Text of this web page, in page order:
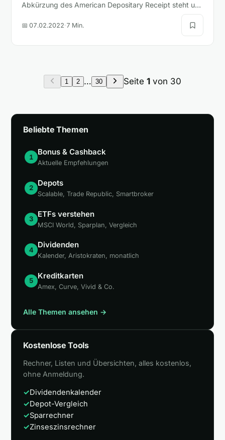
Abkürzung des American Depositary Receipt steht und
ob Anleger mit einem ADR oder einer Aktie besser…
📅 07.02.2022·7 Min.
1 2 … 30 Seite 1 von 30
Beliebte Themen
1
Bonus & Cashback
Aktuelle Empfehlungen
2
Depots
Scalable, Trade Republic, Smartbroker
3
ETFs verstehen
MSCI World, Sparplan, Vergleich
4
Dividenden
Kalender, Aristokraten, monatlich
5
Kreditkarten
Amex, Curve, Vivid & Co.
Alle Themen ansehen →
Kostenlose Tools
Rechner, Listen und Übersichten, alles kostenlos,
ohne Anmeldung.
✓Dividendenkalender
✓Depot-Vergleich
✓Sparrechner
✓Zinseszinsrechner